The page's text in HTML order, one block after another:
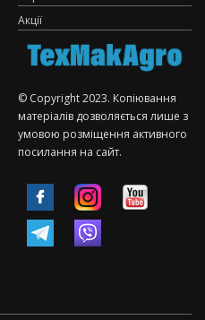
Акції
© Copyright 2023. Копіювання
матеріалів дозволяється лише з
умовою розміщення активного
посилання на сайт.